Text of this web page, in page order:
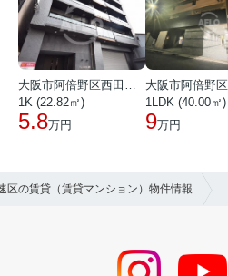
大阪市阿倍野区西田辺町１丁目
1K (22.82㎡)
5.8万円
1LDK (40.00㎡)
9万円
区の賃貸（賃貸マンション）物件情報